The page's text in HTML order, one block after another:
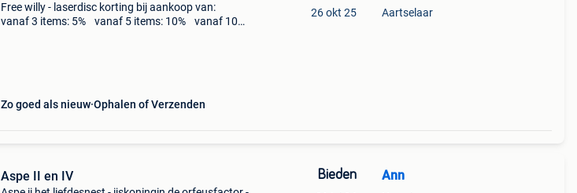
Free willy - laserdisc korting bij aankoop van:
vanaf 3 items: 5% vanaf 5 items: 10% vanaf 10
Zo goed als nieuw Ophalen of Verzenden
26 okt 25 Aartselaar
Aspe II en IV Bieden Ann